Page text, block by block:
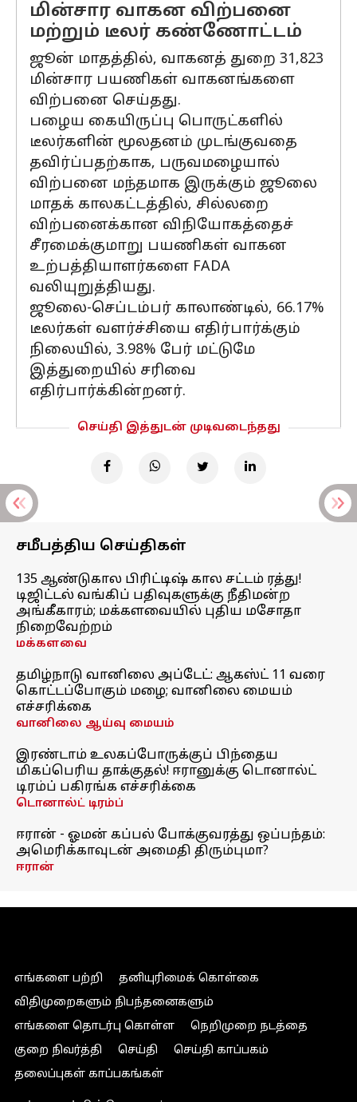
மின்சார வாகன விற்பனை
மற்றும் டீலர் கண்ணோட்டம்
ஜூன் மாதத்தில், வாகனத் துறை 31,823
மின்சார பயணிகள் வாகனங்களை
விற்பனை செய்தது.
பழைய கையிருப்பு பொருட்களில்
டீலர்களின் மூலதனம் முடங்குவதை
தவிர்ப்பதற்காக, பருவமழையால்
விற்பனை மந்தமாக இருக்கும் ஜூலை
மாதக் காலகட்டத்தில், சில்லறை
விற்பனைக்கான விநியோகத்தைச்
சீரமைக்குமாறு பயணிகள் வாகன
உற்பத்தியாளர்களை FADA
வலியுறுத்தியது.
ஜூலை-செப்டம்பர் காலாண்டில், 66.17%
டீலர்கள் வளர்ச்சியை எதிர்பார்க்கும்
நிலையில், 3.98% பேர் மட்டுமே
இத்துறையில் சரிவை
எதிர்பார்க்கின்றனர்.
செய்தி இத்துடன் முடிவடைந்தது
சமீபத்திய செய்திகள்
135 ஆண்டுகால பிரிட்டிஷ் கால சட்டம் ரத்து!
டிஜிட்டல் வங்கிப் பதிவுகளுக்கு நீதிமன்ற
அங்கீகாரம்; மக்களவையில் புதிய மசோதா
நிறைவேற்றம்
மக்களவை
தமிழ்நாடு வானிலை அப்டேட்: ஆகஸ்ட் 11 வரை
கொட்டப்போகும் மழை; வானிலை மையம்
எச்சரிக்கை
வானிலை ஆய்வு மையம்
இரண்டாம் உலகப்போருக்குப் பிந்தைய
மிகப்பெரிய தாக்குதல்! ஈரானுக்கு டொனால்ட்
டிரம்ப் பகிரங்க எச்சரிக்கை
டொனால்ட் டிரம்ப்
ஈரான் - ஓமன் கப்பல் போக்குவரத்து ஒப்பந்தம்:
அமெரிக்காவுடன் அமைதி திரும்புமா?
ஈரான்
எங்களை பற்றி
தனியுரிமைக் கொள்கை
விதிமுறைகளும் நிபந்தனைகளும்
எங்களை தொடர்பு கொள்ள
நெறிமுறை நடத்தை
குறை நிவர்த்தி
செய்தி
செய்தி காப்பகம்
தலைப்புகள் காப்பகங்கள்